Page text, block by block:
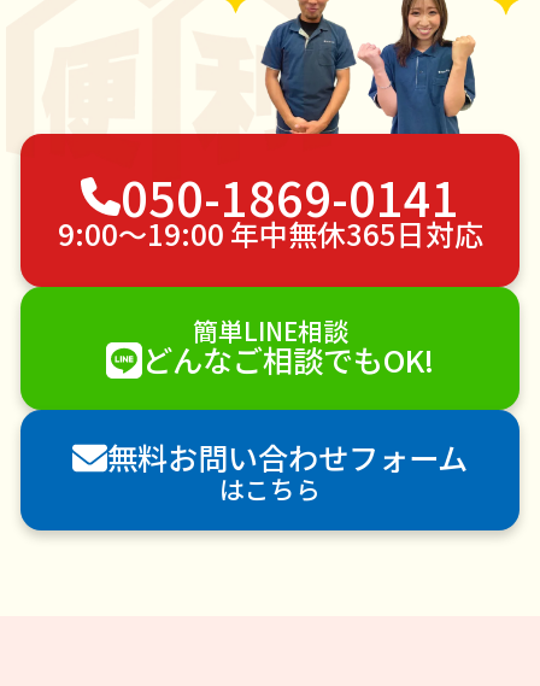
050-1869-0141
9:00〜19:00 年中無休365日対応
簡単LINE相談
どんなご相談でもOK!
無料お問い合わせフォーム
はこちら